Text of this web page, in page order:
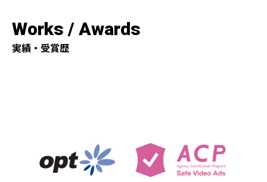
Works / Awards
実績・受賞歴